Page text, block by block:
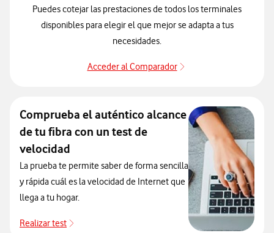
Puedes cotejar las prestaciones de todos los terminales
disponibles para elegir el que mejor se adapta a tus
necesidades.
Acceder al Comparador
Comprueba el auténtico alcance
de tu fibra con un test de
velocidad
La prueba te permite saber de forma sencilla
y rápida cuál es la velocidad de Internet que
llega a tu hogar.
Realizar test